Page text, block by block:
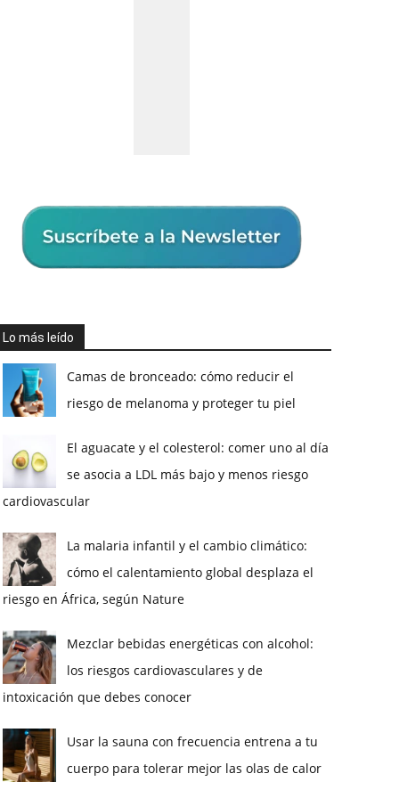
Lo más leído
Camas de bronceado: cómo reducir el
riesgo de melanoma y proteger tu piel
El aguacate y el colesterol: comer uno al día
se asocia a LDL más bajo y menos riesgo
cardiovascular
La malaria infantil y el cambio climático:
cómo el calentamiento global desplaza el
riesgo en África, según Nature
Mezclar bebidas energéticas con alcohol:
los riesgos cardiovasculares y de
intoxicación que debes conocer
Usar la sauna con frecuencia entrena a tu
cuerpo para tolerar mejor las olas de calor